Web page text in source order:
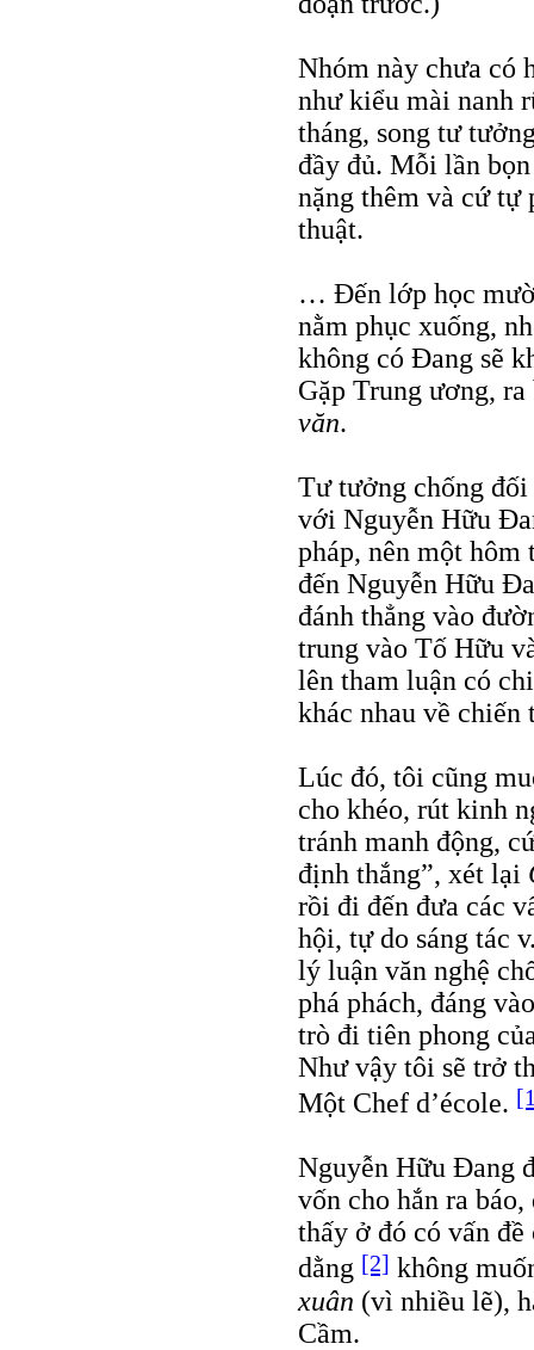
Nhóm này chưa có
như kiểu mài nanh
tháng, song tư
đầy đủ. Mỗi lần
nặng thêm và cứ tự
thuật.
… Đến lớp học
nằm phục xuống,
không có Đang sẽ
Gặp Trung ương,
văn.
Tư tưởng chống
với Nguyễn Hữu
pháp, nên một
đến Nguyễn Hữu
đánh thẳng vào
trung vào Tố Hữu
lên tham luận có
khác nhau về chiến
Lúc đó, tôi cũng
cho khéo, rút kinh
tránh manh động,
định thắng”, xét lại
rồi đi đến đưa các
hội, tự do sáng tác
lý luận văn nghệ
phá phách, đáng
trò đi tiên phong
Như vậy tôi sẽ trở
Một Chef d’école.
Nguyễn Hữu Đang
vốn cho hắn ra
thấy ở đó có vấn
dằng [2] không
xuân (vì nhiều lẽ),
Cầm.